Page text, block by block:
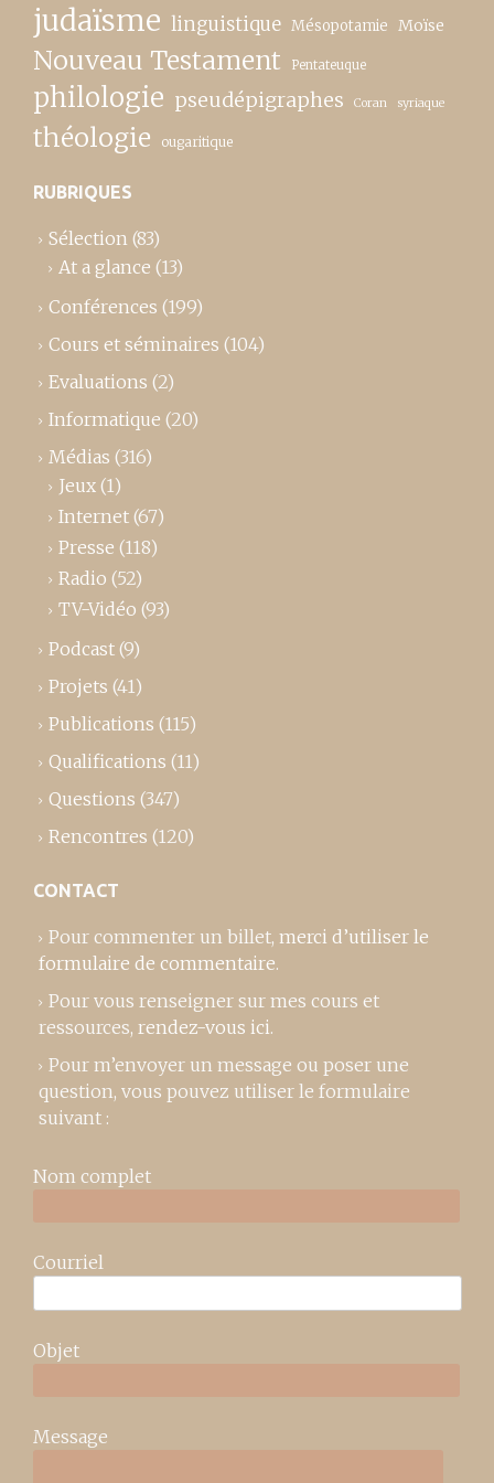
judaïsme linguistique Mésopotamie Moïse
Nouveau Testament Pentateuque
philologie pseudépigraphes Coran syriaque
théologie ougaritique
RUBRIQUES
Sélection (83)
At a glance (13)
Conférences (199)
Cours et séminaires (104)
Evaluations (2)
Informatique (20)
Médias (316)
Jeux (1)
Internet (67)
Presse (118)
Radio (52)
TV-Vidéo (93)
Podcast (9)
Projets (41)
Publications (115)
Qualifications (11)
Questions (347)
Rencontres (120)
CONTACT
Pour commenter un billet, merci d’utiliser le
formulaire de commentaire.
Pour vous renseigner sur mes cours et
ressources, rendez-vous ici.
Pour m’envoyer un message ou poser une
question, vous pouvez utiliser le formulaire
suivant :
Nom complet
Courriel
Objet
Message